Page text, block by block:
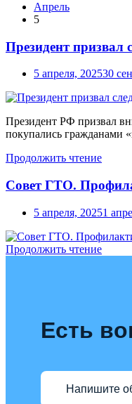
Апрель
5
Президент призвал
5 апреля, 202530
Президент РФ призвал
покупались гражданами
Продолжить чтение
Совет ГТО.
5 апреля, 20251
Продолжить чтение
Есть
Напишите